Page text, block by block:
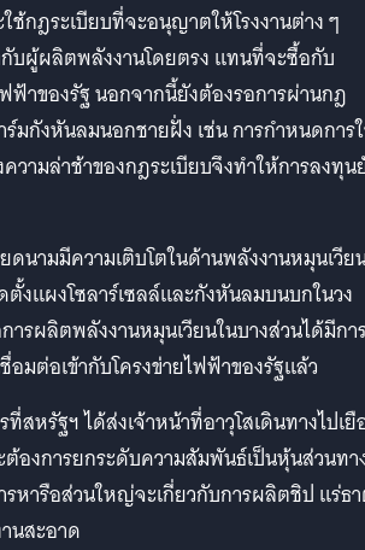
ช้กฎระเบียบที่จะอนุญาตให้โรงงานต่าง ๆ
บผู้ผลิตพลังงานโดยตรง แทนที่จะซื้อกับ
ฟ้าของรัฐ นอกจากนี้ยังต้องรอการผ่านกฎ
ร์มกังหันลมนอกชายฝั่ง เช่น การกำหนดการ
วามล่าช้าของกฎระเบียบจึงทำให้การลงทุน
ดนามมีความเติบโตในด้านพลังงานหมุนเวีย
งแผงโซลาร์เซลล์และกังหันลมบนบกในวง
รผลิตพลังงานหมุนเวียนในบางส่วนได้มีกา
มต่อเข้ากับโครงข่ายไฟฟ้าของรัฐแล้ว
ที่สหรัฐฯ ได้ส่งเจ้าหน้าที่อาวุโสเดินทางไปเ
ต้องการยกระดับความสัมพันธ์เป็นหุ้นส่วนทา
หารือส่วนใหญ่จะเกี่ยวกับการผลิตชิป แร่ธ
นสะอาด